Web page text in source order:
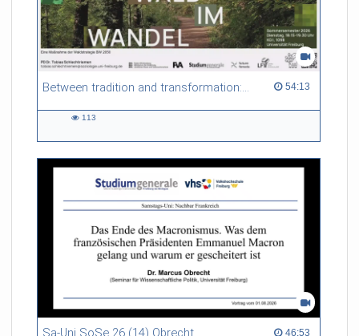
Between tradition and transformation: how owners, advisers and institutions co-create knowledge for resilient forests in Europe 54:13
54:13 duration
113
46:53
46:53 duration